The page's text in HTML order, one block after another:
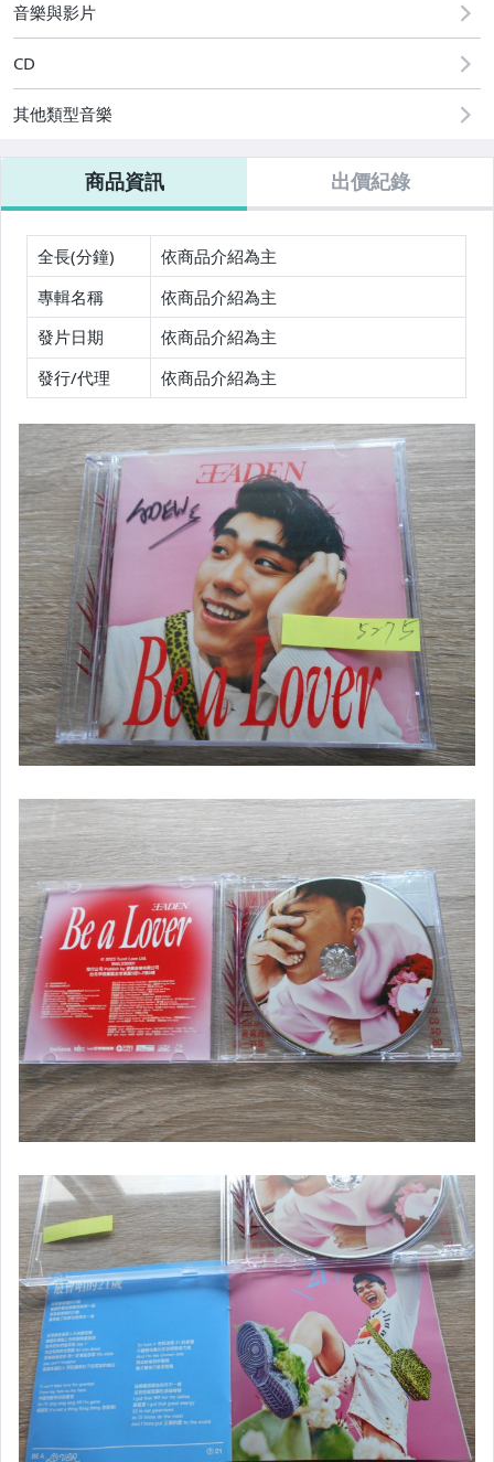
音樂與影片
CD
其他類型音樂
商品資訊 出價紀錄
全長(分鐘)
依商品介紹為主
專輯名稱
依商品介紹為主
發片日期
依商品介紹為主
發行/代理
依商品介紹為主